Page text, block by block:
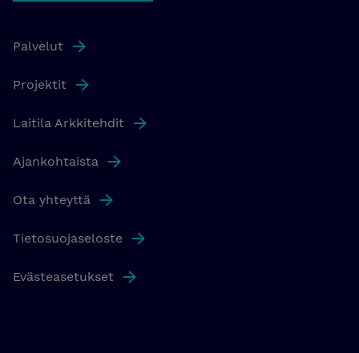
Palvelut
Projektit
Laitila Arkkitehdit
Ajankohtaista
Ota yhteyttä
Tietosuojaseloste
Evästeasetukset